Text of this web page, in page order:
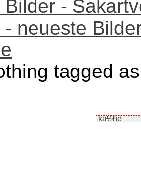
Bilder -
- neueste
tagged